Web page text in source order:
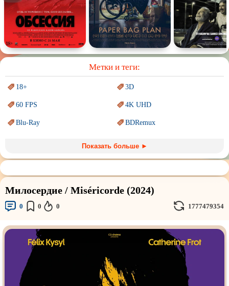
Спектакль Сказка Немое кино Для взрослых
Метки и теги:
18+ 3D
60 FPS 4K UHD
Blu-Ray BDRemux
Sci-Fi (Научнаяфантастика) Trash (трэш) movies
Авангард иСюрреализм Ангелы и Демоны
Аниме Антиутопия
Врачи
Индийское кино Киберпанк
Коллекция
Маги и Волшебники
Новогодние Основанное на
реальных
Показать больше ►
Милосердие / Miséricorde (2024)
0 0 0 1777479354